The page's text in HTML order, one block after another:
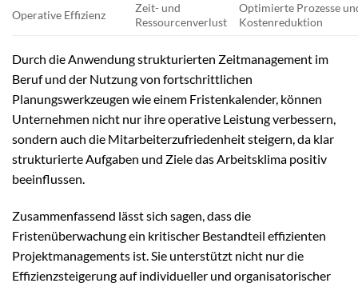
Operative Effizienz
Zeit- und
Ressourcenverlust
Optimierte Prozesse
Kostenreduktion
Durch die Anwendung strukturierten Zeitmanagement im
Beruf und der Nutzung von fortschrittlichen
Planungswerkzeugen wie einem Fristenkalender, können
Unternehmen nicht nur ihre operative Leistung verbessern,
sondern auch die Mitarbeiterzufriedenheit steigern, da klar
strukturierte Aufgaben und Ziele das Arbeitsklima positiv
beeinflussen.
Zusammenfassend lässt sich sagen, dass die
Fristenüberwachung ein kritischer Bestandteil effizienten
Projektmanagements ist. Sie unterstützt nicht nur die
Effizienzsteigerung auf individueller und organisatorischer